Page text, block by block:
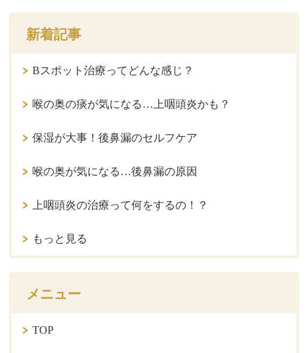
新着記事
Bスポット治療ってどんな感じ？
喉の奥の痰が気になる…上咽頭炎かも？
保湿が大事！後鼻漏のセルフケア
喉の奥が気になる…後鼻漏の原因
上咽頭炎の治療って何をするの！？
もっと見る
メニュー
TOP